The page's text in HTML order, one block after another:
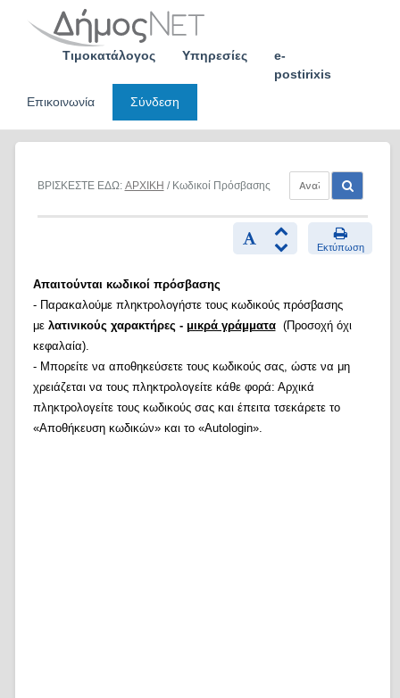
Τιμοκατάλογος Υπηρεσίες
e-
postirixis
Επικοινωνία
Σύνδεση
ΒΡΙΣΚΕΣΤΕ ΕΔΩ: ΑΡΧΙΚΗ / Κωδικοί Πρόσβασης
Εκτύπωση
Απαιτούνται κωδικοί πρόσβασης
- Παρακαλούμε πληκτρολογήστε τους κωδικούς πρόσβασης
με λατινικούς χαρακτήρες - μικρά γράμματα(Προσοχή όχι
κεφαλαία).
- Μπορείτε να αποθηκεύσετε τους κωδικούς σας, ώστε να μη
χρειάζεται να τους πληκτρολογείτε κάθε φορά: Αρχικά
πληκτρολογείτε τους κωδικούς σας και έπειτα τσεκάρετε το
«Αποθήκευση κωδικών» και το «Autologin».